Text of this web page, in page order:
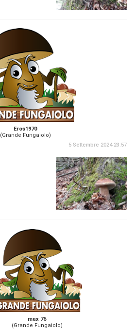
Eros1970
(Grande Fungaiolo)
5 Settembre 2024 23:57
max 76
(Grande Fungaiolo)